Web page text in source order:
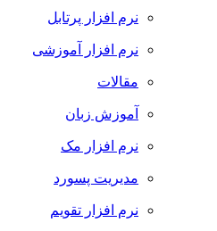
نرم افزار پرتابل
نرم افزار آموزشی
مقالات
آموزش زبان
نرم افزار مک
مدیریت پسورد
نرم افزار تقویم